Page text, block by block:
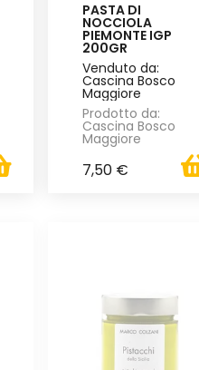
PASTA DI
NOCCIOLA
PIEMONTE IGP
200GR
Venduto da:
Cascina Bosco
Maggiore
Prodotto da:
Cascina Bosco
Maggiore
7,50 €